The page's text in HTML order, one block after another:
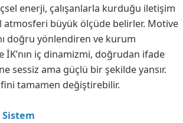
enerji, çalışanlarla kurduğu iletişim
atmosferi büyük ölçüde belirler. Motive
doğru yönlendiren ve kurum
iç dinamizmi, doğrudan ifade
sessiz ama güçlü bir şekilde yansır.
tamamen değiştirebilir.